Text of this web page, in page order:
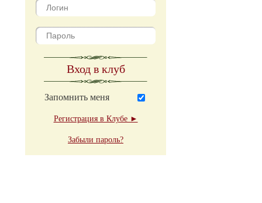
Вход в клуб
Запомнить меня
Регистрация в Клубе ►
Забыли пароль?